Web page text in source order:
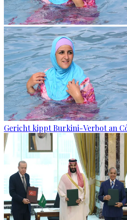
Gericht kippt Burkini-Verbot an